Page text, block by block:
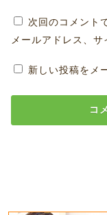
次回のコメント
メールアドレス、サ
新しい投稿をメ